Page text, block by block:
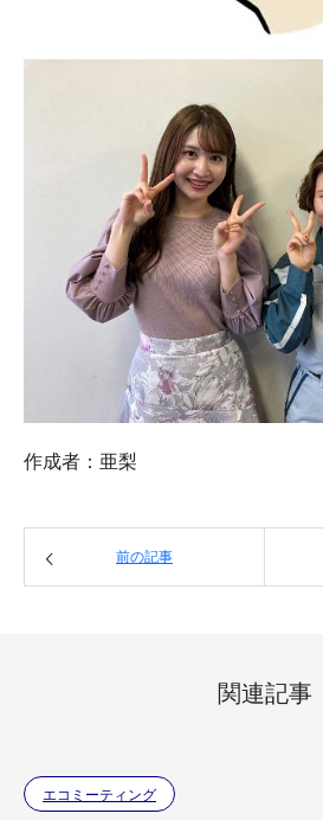
作成者：亜梨
前の記事
関連記事
エコミーティング